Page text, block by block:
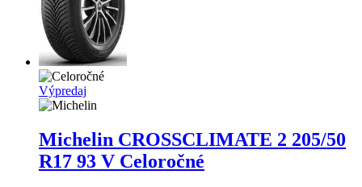
Výpredaj
Michelin CROSSCLIMATE 2 205/50
R17 93 V Celoročné